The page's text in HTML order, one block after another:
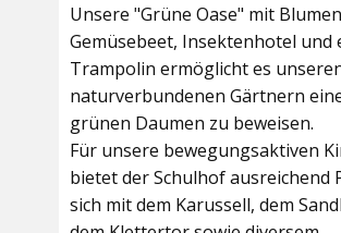
Unsere "Grüne Oase" mit
Gemüsebeet, Insektenhotel und
Trampolin ermöglicht es
naturverbundenen Gärtnern
grünen Daumen zu beweisen.
Für unsere bewegungsaktiven
bietet derSchulhofausreichend
sich mit dem Karussell, dem